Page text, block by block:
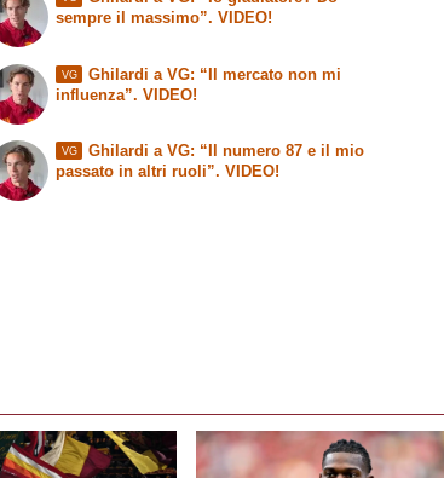
sempre il massimo”. VIDEO!
VG
Ghilardi a VG: “Il mercato non mi
influenza”. VIDEO!
VG
Ghilardi a VG: “Il numero 87 e il mio
passato in altri ruoli”. VIDEO!